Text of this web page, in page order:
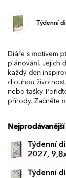
Týdenní
Diáře s motivem
plánování. Jejich
každý den
dlouhou
nebo tašky.
přírody. Začněte
Nejprodávanější
Týdenní
2027,
Týdenní